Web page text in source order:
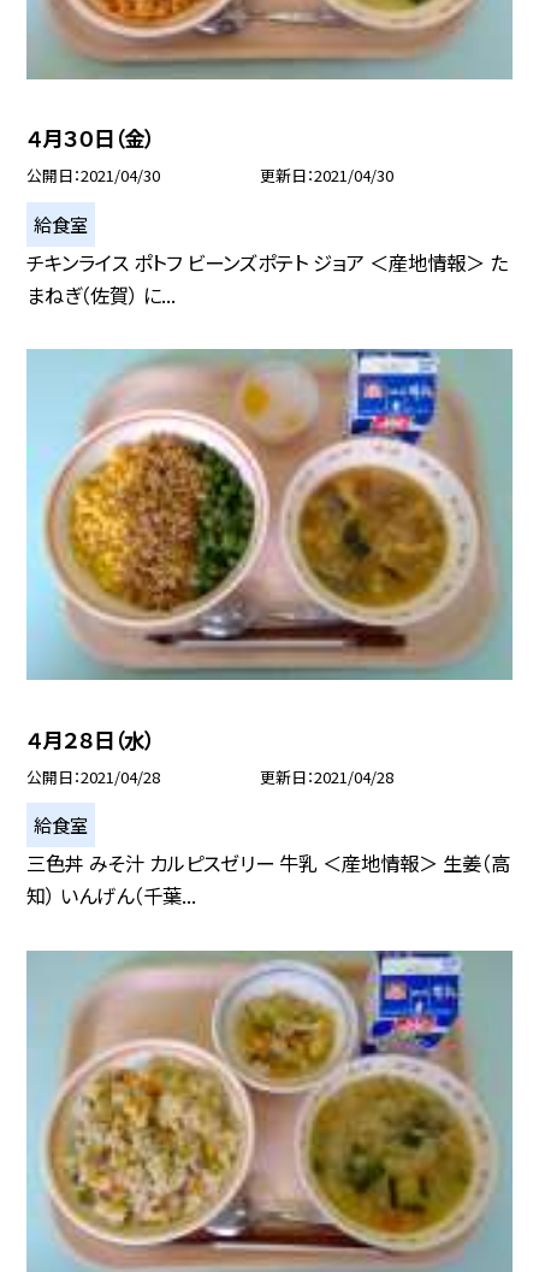
４月３０日（金）
公開日 2021/04/30 更新日 2021/04/30
給食室
チキンライス ポトフ ビーンズポテト ジョア ＜産地情報＞ た
まねぎ（佐賀） に...
４月２８日（水）
公開日 2021/04/28 更新日 2021/04/28
給食室
三色丼 みそ汁 カルピスゼリー 牛乳 ＜産地情報＞ 生姜（高
知） いんげん（千葉...